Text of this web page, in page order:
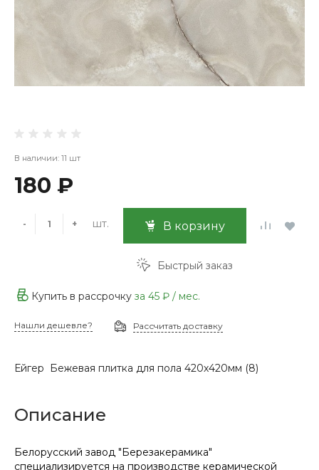
В наличии: 11 шт
180 ₽
- + шт. В корзину
Быстрый заказ
Купить в рассрочку за 45 ₽ / мес.
Нашли дешевле? Рассчитать доставку
Ейгер Бежевая плитка для пола 420х420мм (8)
Описание
Белорусский завод "Березакерамика"
специализируется на производстве керамической